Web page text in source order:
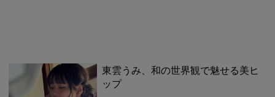
東雲うみ、和の世界観で魅せる美ヒ
ップ